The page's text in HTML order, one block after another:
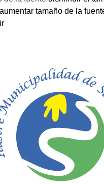
aumentar tamaño de la